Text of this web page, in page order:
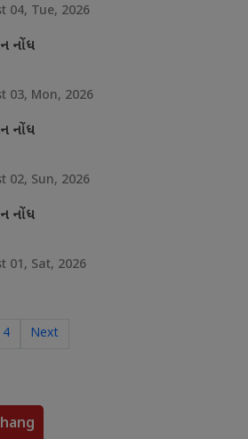
04, Tue, 2026
નોંધ
03, Mon, 2026
નોંધ
02, Sun, 2026
નોંધ
01, Sat, 2026
4 Next